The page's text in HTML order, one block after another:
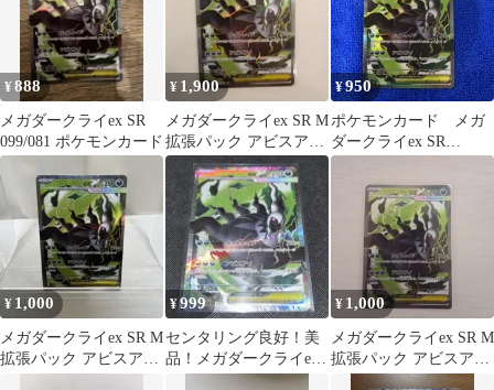
¥888
メガダークライex SR
099/081 ポケモンカード
¥ 1,900
メガダークライex SR M
拡張パック アビスアイ
キラ 099/081
¥950
ポケモンカード メガ
ダークライex SR
099/081
¥ 1,000
メガダークライex SR M
拡張パック アビスアイ
¥999
センタリング良好！美
品！メガダークライex
SR 099/081 アビスアイ
¥ 1,000
メガダークライex SR M
拡張パック アビスアイ
キラ 099/081